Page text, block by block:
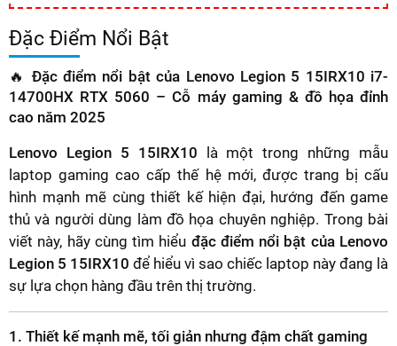
Đặc Điểm Nổi Bật
🔥 Đặc điểm nổi bật của Lenovo Legion 5 15IRX10 i7-
14700HX RTX 5060 – Cỗ máy gaming & đồ họa đỉnh
cao năm 2025
Lenovo Legion 5 15IRX10 là một trong những mẫu
laptop gaming cao cấp thế hệ mới, được trang bị cấu
hình mạnh mẽ cùng thiết kế hiện đại, hướng đến game
thủ và người dùng làm đồ họa chuyên nghiệp. Trong bài
viết này, hãy cùng tìm hiểu đặc điểm nổi bật của Lenovo
Legion 5 15IRX10 để hiểu vì sao chiếc laptop này đang là
sự lựa chọn hàng đầu trên thị trường.
1. Thiết kế mạnh mẽ, tối giản nhưng đậm chất gaming